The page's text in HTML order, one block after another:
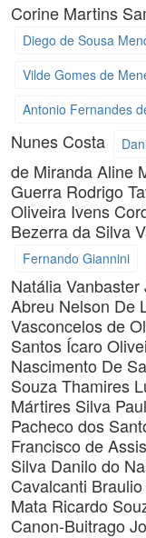
Corine Martins
Diego de Sousa
Vilde Gomes de
Antonio Fernandes
Nunes Costa
de MirandaAline
Guerra Rodrigo
Oliveira Ivens
Bezerra da Silva
Fernando Giannini
NatáliaVanbaster
Abreu Nelson De
Vasconcelos de
Santos Ícaro
Nascimento De
SouzaThamires
Mártires Silva
Pacheco dos
Francisco de
Silva Danilo do
Cavalcanti
Mata Ricardo
Canon-Buitrago